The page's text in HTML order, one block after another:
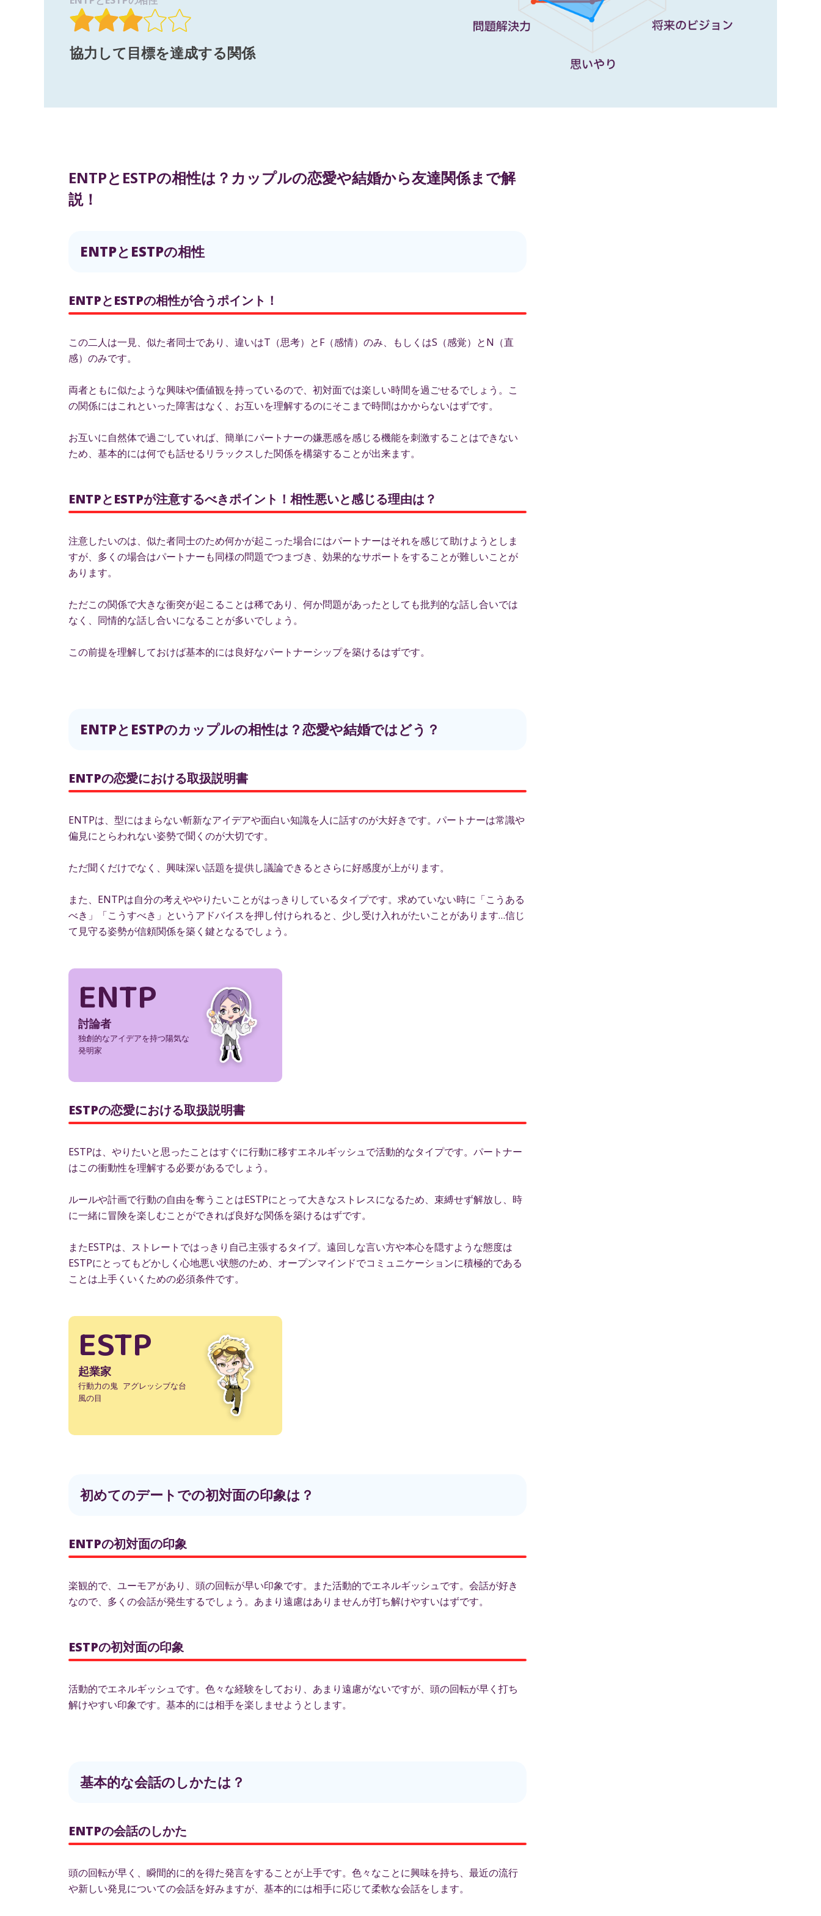
協力して目標を達成する関係
ENTPとESTPの相性は？カップルの恋愛や結婚から友達関係まで解
説！
ENTPとESTPの相性
ENTPとESTPの相性が合うポイント！
この二人は一見、似た者同士であり、違いはT（思考）とF（感情）のみ、もしくはS（感覚）とN（直
感）のみです。
両者ともに似たような興味や価値観を持っているので、初対面では楽しい時間を過ごせるでしょう。こ
の関係にはこれといった障害はなく、お互いを理解するのにそこまで時間はかからないはずです。
お互いに自然体で過ごしていれば、簡単にパートナーの嫌悪感を感じる機能を刺激することはできない
ため、基本的には何でも話せるリラックスした関係を構築することが出来ます。
ENTPとESTPが注意するべきポイント！相性悪いと感じる理由は？
注意したいのは、似た者同士のため何かが起こった場合にはパートナーはそれを感じて助けようとしま
すが、多くの場合はパートナーも同様の問題でつまづき、効果的なサポートをすることが難しいことが
あります。
ただこの関係で大きな衝突が起こることは稀であり、何か問題があったとしても批判的な話し合いでは
なく、同情的な話し合いになることが多いでしょう。
この前提を理解しておけば基本的には良好なパートナーシップを築けるはずです。
ENTPとESTPのカップルの相性は？恋愛や結婚ではどう？
ENTPの恋愛における取扱説明書
ENTPは、型にはまらない斬新なアイデアや面白い知識を人に話すのが大好きです。パートナーは常識や
偏見にとらわれない姿勢で聞くのが大切です。
ただ聞くだけでなく、興味深い話題を提供し議論できるとさらに好感度が上がります。
また、ENTPは自分の考えややりたいことがはっきりしているタイプです。求めていない時に「こうある
べき」「こうすべき」というアドバイスを押し付けられると、少し受け入れがたいことがあります…信じ
て見守る姿勢が信頼関係を築く鍵となるでしょう。
ENTP
討論者
独創的なアイデアを持つ陽気な
発明家
ESTPの恋愛における取扱説明書
ESTPは、やりたいと思ったことはすぐに行動に移すエネルギッシュで活動的なタイプです。パートナー
はこの衝動性を理解する必要があるでしょう。
ルールや計画で行動の自由を奪うことはESTPにとって大きなストレスになるため、束縛せず解放し、時
に一緒に冒険を楽しむことができれば良好な関係を築けるはずです。
またESTPは、ストレートではっきり自己主張するタイプ。遠回しな言い方や本心を隠すような態度は
ESTPにとってもどかしく心地悪い状態のため、オープンマインドでコミュニケーションに積極的である
ことは上手くいくための必須条件です。
ESTP
起業家
行動力の鬼 アグレッシブな台
風の目
初めてのデートでの初対面の印象は？
ENTPの初対面の印象
楽観的で、ユーモアがあり、頭の回転が早い印象です。また活動的でエネルギッシュです。会話が好き
なので、多くの会話が発生するでしょう。あまり遠慮はありませんが打ち解けやすいはずです。
ESTPの初対面の印象
活動的でエネルギッシュです。色々な経験をしており、あまり遠慮がないですが、頭の回転が早く打ち
解けやすい印象です。基本的には相手を楽しませようとします。
基本的な会話のしかたは？
ENTPの会話のしかた
頭の回転が早く、瞬間的に的を得た発言をすることが上手です。色々なことに興味を持ち、最近の流行
や新しい発見についての会話を好みますが、基本的には相手に応じて柔軟な会話をします。